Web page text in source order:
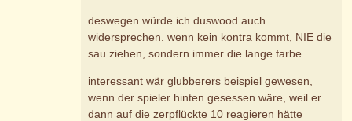
deswegen würde ich duswood auch
widersprechen. wenn kein kontra kommt, NIE die
sau ziehen, sondern immer die lange farbe.
interessant wär glubberers beispiel gewesen,
wenn der spieler hinten gesessen wäre, weil er
dann auf die zerpflückte 10 reagieren hätte